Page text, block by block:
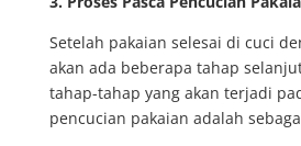
Setelah pakaian selesai di cuci
akan ada beberapa tahap
tahap-tahap yang akan terjadi
pencucian pakaian adalah